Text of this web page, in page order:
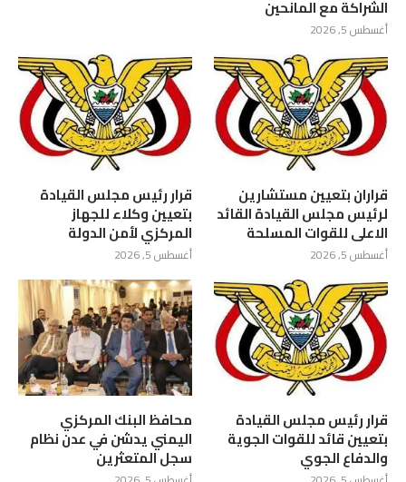
الشراكة مع المانحين
أغسطس 5, 2026
قراران بتعيين مستشارين
لرئيس مجلس القيادة القائد
الاعلى للقوات المسلحة
أغسطس 5, 2026
قرار رئيس مجلس القيادة
بتعيين وكلاء للجهاز
المركزي لأمن الدولة
أغسطس 5, 2026
قرار رئيس مجلس القيادة
بتعيين قائد للقوات الجوية
والدفاع الجوي
محافظ البنك المركزي
اليمني يدشن في عدن نظام
سجل المتعثرين